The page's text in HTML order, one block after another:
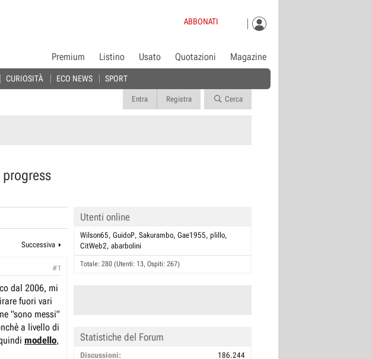
ABBONATI
CURIOSITÀ ECO NEWS SPORT
Premium Listino Usato Quotazioni Magazine
Entra Registra Cerca
Successiva
#1
dal 2006, mi
fuori vari
"sono messi"
a livello di
modello,
Utenti online
Wilson65 GuidoP Sakurambo Gae1955 plillo
CitWeb2 abarbolini
Totale: 280 (Utenti: 13, Ospiti: 267)
Statistiche del Forum
Discussioni
186.244